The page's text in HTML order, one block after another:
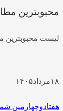
محبوبترین
لیست محبوبترین
۱۸مرداد۱۴۰۵
هفتادوچهارمین